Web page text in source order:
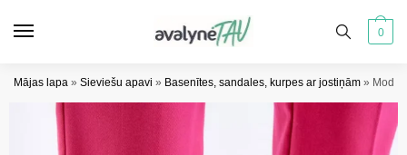
0
Mājas lapa » Sieviešu apavi » Basenītes, sandales, kurpes ar jostiņām »